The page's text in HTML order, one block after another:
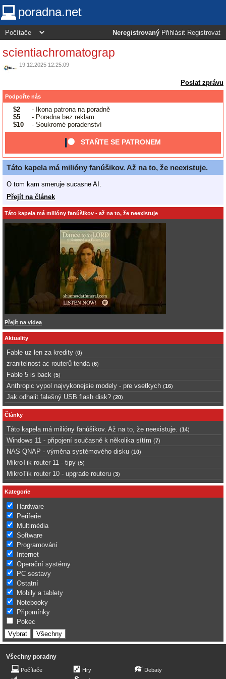
poradna.net
Neregistrovaný Přihlásit Registrovat
scientiachromatograp
19.12.2025 12:25:09
Poslat zprávu
Podpořte nás
$2
- Ikona patrona na poradně
$5
- Poradna bez reklam
$10
- Soukromé poradenství
STAŇTE SE PATRONEM
Táto kapela má milióny fanúšikov. Až na to, že neexistuje.
O tom kam smeruje sucasne AI.
Přejít na článek
Táto kapela má milióny fanúšikov - až na to, že neexistuje
Přejít na videa
Aktuality
Fable uz len za kredity (0)
zranitelnost ac routerů tenda (6)
Fable 5 is back (5)
Anthropic vypol najvykonejsie modely - pre vsetkych (16)
Jak odhalit falešný USB flash disk? (20)
Články
Táto kapela má milióny fanúšikov. Až na to, že neexistuje. (14)
Windows 11 - připojení současně k několika sítím (7)
NAS QNAP - výměna systémového disku (10)
MikroTik router 11 - tipy (5)
MikroTik router 10 - upgrade routeru (3)
Kategorie
Hardware
Periferie
Multimédia
Software
Programování
Internet
Operační systémy
PC sestavy
Ostatní
Mobily a tablety
Notebooky
Připomínky
Pokec
Všechny poradny
Počítače
Hry
Debaty